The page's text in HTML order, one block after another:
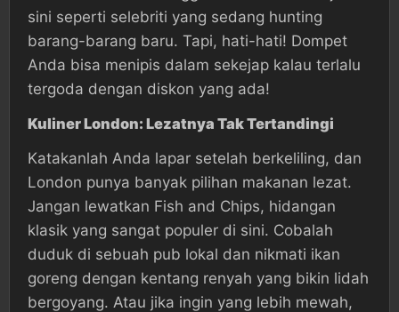
sini seperti selebriti yang sedang hunting
barang-barang baru. Tapi, hati-hati! Dompet
Anda bisa menipis dalam sekejap kalau terlalu
tergoda dengan diskon yang ada!
Kuliner London: Lezatnya Tak Tertandingi
Katakanlah Anda lapar setelah berkeliling, dan
London punya banyak pilihan makanan lezat.
Jangan lewatkan Fish and Chips, hidangan
klasik yang sangat populer di sini. Cobalah
duduk di sebuah pub lokal dan nikmati ikan
goreng dengan kentang renyah yang bikin lidah
bergoyang. Atau jika ingin yang lebih mewah,